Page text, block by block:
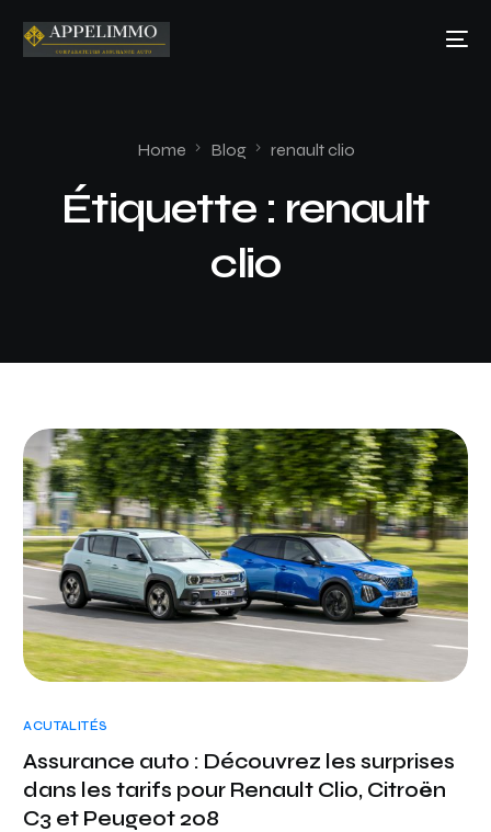
Home Blog renault clio
Étiquette : renault
clio
ACUTALITÉS
Assurance auto : Découvrez les surprises
dans les tarifs pour Renault Clio, Citroën
C3 et Peugeot 208